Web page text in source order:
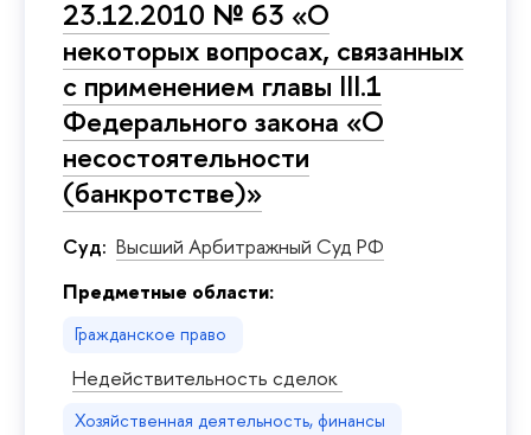
23.12.2010 № 63 «О
некоторых вопросах, связанных
с применением главы III.1
Федерального закона «О
несостоятельности
(банкротстве)»
Суд: Высший Арбитражный Суд РФ
Предметные области:
Гражданское право
Недействительность сделок
Хозяйственная деятельность, финансы